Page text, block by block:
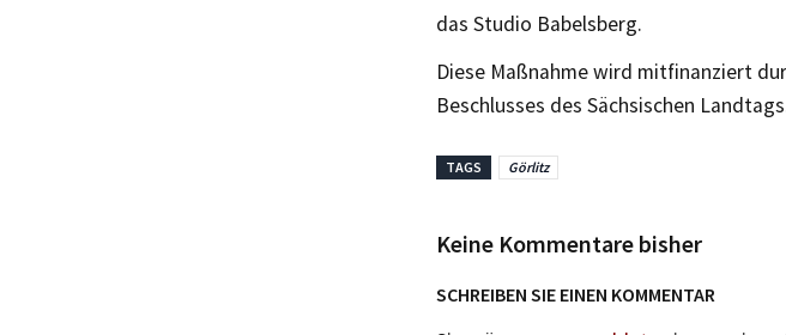
das Studio Babelsberg.
Diese Maßnahme wird mitfinanziert
Beschlusses des Sächsischen
TAGS Görlitz
Keine Kommentare bisher
SCHREIBEN SIE EINEN KOMMENTAR